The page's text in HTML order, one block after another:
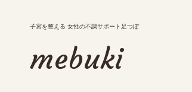
子宮を整える 女性の不調サポート足つぼ
mebuki
mebuki